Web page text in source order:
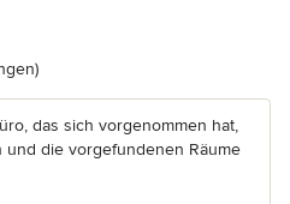
4.9 von 5 Sternen
das sich vorgenommen hat,
und die vorgefundenen Räume